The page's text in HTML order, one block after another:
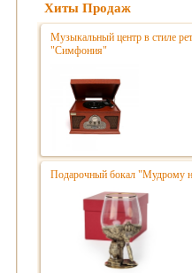
Хиты Продаж
Музыкальный центр в стиле
"Симфония"
Подарочный бокал "Мудрому